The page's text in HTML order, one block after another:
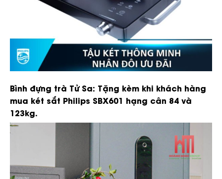
Bình đựng trà Tử Sa: Tặng kèm khi khách hàng
mua két sắt Philips SBX601 hạng cân 84 và
123kg.